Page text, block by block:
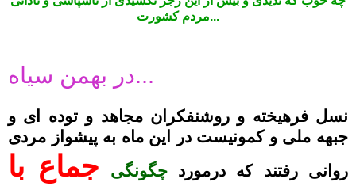
مردم کشورت...
در بهمن سیاه...
نسل فرهیخته و روشنفکران مجاهد و توده ای و
جبهه ملی و کمونیست در این ماه به پیشواز مردی
روانی رفتند که درموردچگونگی جماع با